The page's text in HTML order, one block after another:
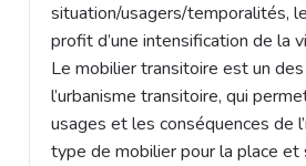
situation/usagers/temporalités,
profit d’une intensification de la
Le mobilier transitoire est un
l’urbanisme transitoire, qui
usages et les conséquences de
type de mobilier pour la place et